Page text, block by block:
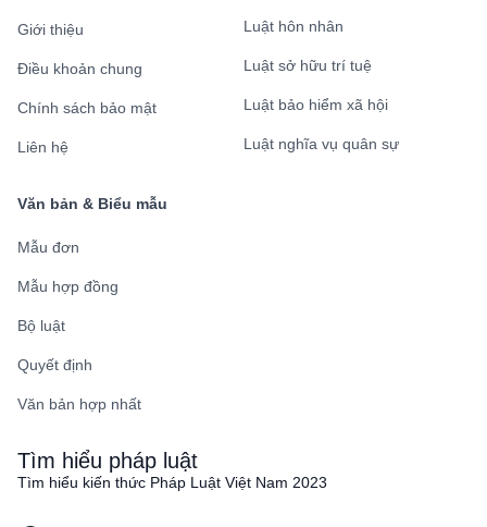
Giới thiệu
Điều khoản chung
Chính sách bảo mật
Liên hệ
Luật hôn nhân
Luật sở hữu trí tuệ
Luật bảo hiểm xã hội
Luật nghĩa vụ quân sự
Văn bản & Biểu mẫu
Mẫu đơn
Mẫu hợp đồng
Bộ luật
Quyết định
Văn bản hợp nhất
Tìm hiểu pháp luật
Tìm hiểu kiến thức Pháp Luật Việt Nam 2023